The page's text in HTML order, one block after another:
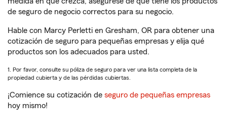
de seguro de negocio correctos para su negocio.
Hable con Marcy Perletti en Gresham, OR para obtener una
cotización de seguro para pequeñas empresas y elija qué
productos son los adecuados para usted.
1. Por favor, consulte su póliza de seguro para ver una lista completa de la
propiedad cubierta y de las pérdidas cubiertas.
¡Comience su cotización de seguro de pequeñas empresas
hoy mismo!